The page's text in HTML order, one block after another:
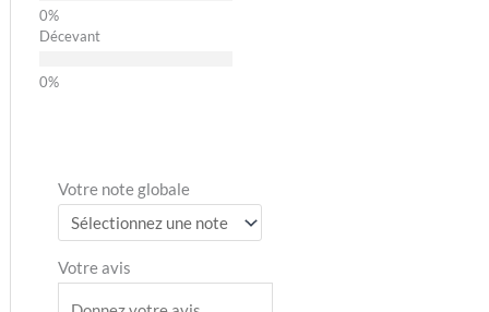
Décevant
Votre note globale
Votre avis